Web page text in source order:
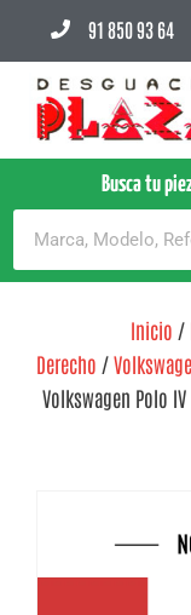
91 850 93 64
Busca tu
Inicio /
Derecho /
Volkswagen Polo